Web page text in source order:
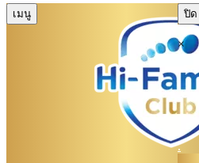
เมนู ปิด
×
.